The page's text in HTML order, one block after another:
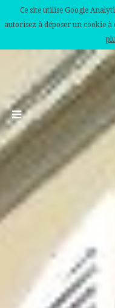
Ce site utilise Google
autorisez à déposer un cookie à